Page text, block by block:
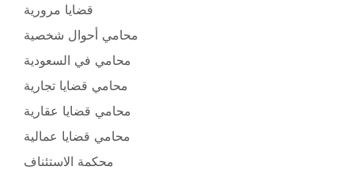
قضايا مرورية
محامي أحوال شخصية
محامي في السعودية
محامي قضايا تجارية
محامي قضايا عقارية
محامي قضايا عمالية
محكمة الاستئناف